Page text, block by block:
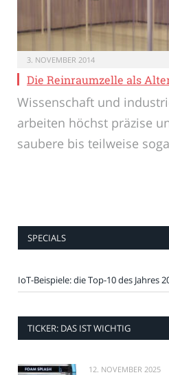
3. NOVEMBER 2014
Die Reinraumzelle als
Wissenschaft und
arbeiten höchst präzise
saubere bis teilweise
SPECIALS
IoT-Beispiele: die Top-10 des Jahres
TICKER: DAS IST WICHTIG
12. NOVEMBER 2025